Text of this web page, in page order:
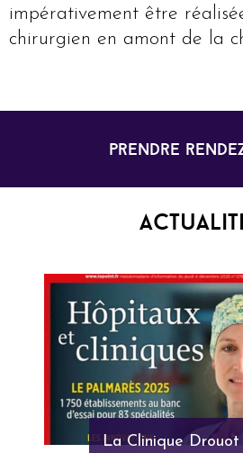
impérativement être
chirurgien en amont de la
prendre
La Clinique